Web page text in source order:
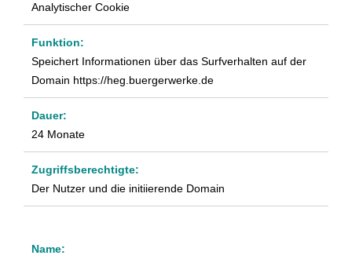
Analytischer Cookie
Speichert Informationen über das Surfverhalten auf der
Domain https://heg.buergerwerke.de
24 Monate
Der Nutzer und die initiierende Domain